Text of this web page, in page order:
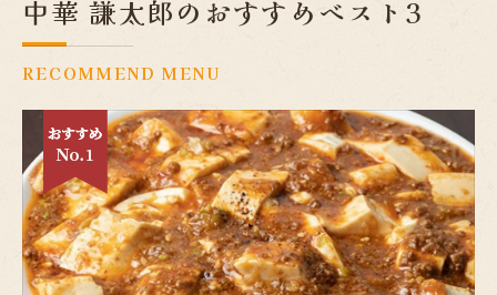
RECOMMEND MENU
中華 謙太郎のおすすめベスト3